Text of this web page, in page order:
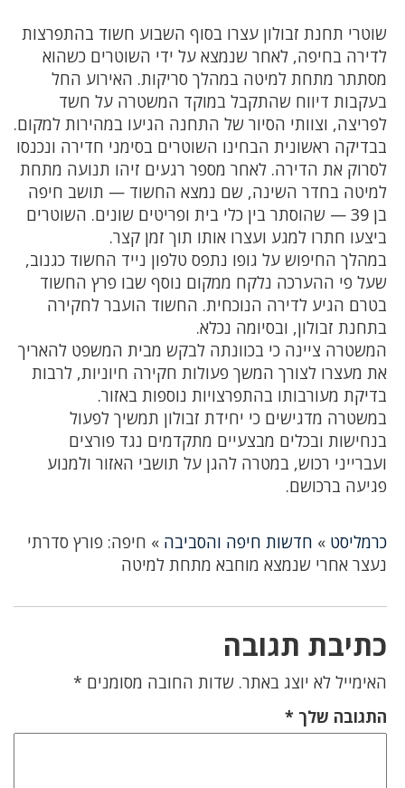
שוטרי תחנת זבולון עצרו בסוף השבוע חשוד בהתפרצות
לדירה בחיפה, לאחר שנמצא על ידי השוטרים כשהוא
מסתתר מתחת למיטה במהלך סריקות. האירוע החל
בעקבות דיווח שהתקבל במוקד המשטרה על חשד
לפריצה, וצוותי הסיור של התחנה הגיעו במהירות למקום.
בבדיקה ראשונית הבחינו השוטרים בסימני חדירה ונכנסו
לסרוק את הדירה. לאחר מספר רגעים זיהו תנועה מתחת
למיטה בחדר השינה, שם נמצא החשוד — תושב חיפה
בן 39 — שהוסתר בין כלי בית ופריטים שונים. השוטרים
ביצעו חתרו למגע ועצרו אותו תוך זמן קצר.
במהלך החיפוש על גופו נתפס טלפון נייד החשוד כגנוב,
שעל פי ההערכה נלקח ממקום נוסף שבו פרץ החשוד
בטרם הגיע לדירה הנוכחית. החשוד הועבר לחקירה
בתחנת זבולון, ובסיומה נכלא.
המשטרה ציינה כי בכוונתה לבקש מבית המשפט להאריך
את מעצרו לצורך המשך פעולות חקירה חיוניות, לרבות
בדיקת מעורבותו בהתפרצויות נוספות באזור.
במשטרה מדגישים כי יחידת זבולון תמשיך לפעול
בנחישות ובכלים מבצעיים מתקדמים נגד פורצים
ועברייני רכוש, במטרה להגן על תושבי האזור ולמנוע
פגיעה ברכושם.
כרמליסט » חדשות חיפה והסביבה » חיפה: פורץ סדרתי
נעצר אחרי שנמצא מוחבא מתחת למיטה
כתיבת תגובה
האימייל לא יוצג באתר. שדות החובה מסומנים *
התגובה שלך *